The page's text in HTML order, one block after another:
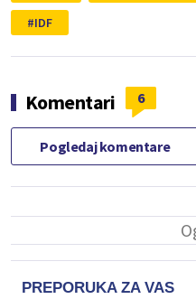
IDF
Komentari 6
Pogledaj komentare
PREPORUKA ZA VAS